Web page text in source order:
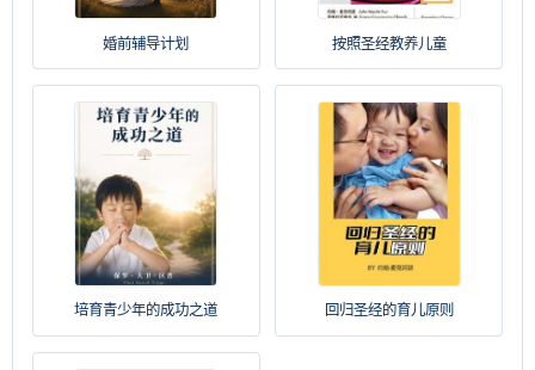
婚前辅导计划 按照圣经教养儿童
培育青少年的成功之道 回归圣经的育儿原则